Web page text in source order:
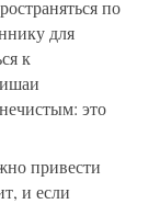
по
для
к
это
привести
и если